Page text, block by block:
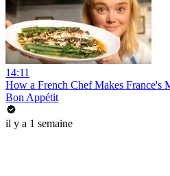
14:11
How a French Chef Makes France's
Bon Appétit
il y a 1 semaine